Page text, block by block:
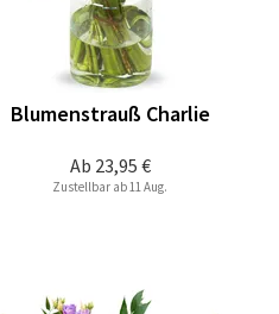
Ab 23,95 €
Blumenstrauß Charlie
Zustellbar ab 11 Aug.